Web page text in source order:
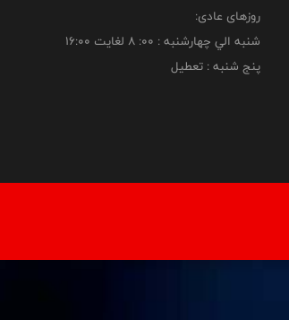
روزهای عادی:
شنبه الي چهارشنبه : 00: 8 لغايت 16:00
پنج شنبه : تعطیل